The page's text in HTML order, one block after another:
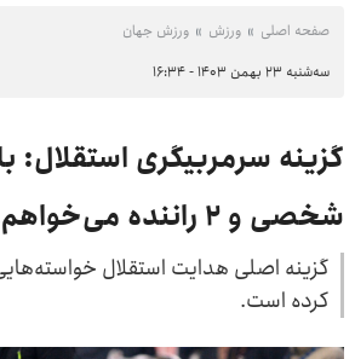
صفحه اصلی ورزش ورزش جهان
سه‌شنبه ۲۳ بهمن ۱۴۰۳ - ۱۶:۳۴
گزینه سرمربیگری استقلال:
شخصی و ۲ راننده می‌خواهم!
گزینه اصلی هدایت استقلال
کرده است.